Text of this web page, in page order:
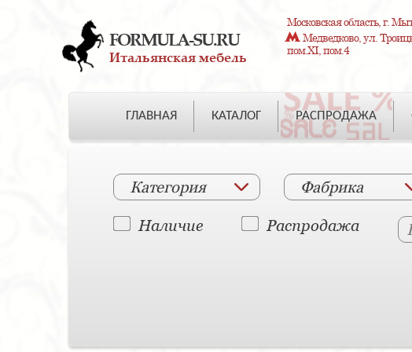
FORMULA-SU.RU
Итальянская мебель
Московская область, г.
Медведково, ул.
пом.XI, пом.4
ГЛАВНАЯ КАТАЛОГ РАСПРОДАЖА
Категория Фабрика
Наличие Распродажа